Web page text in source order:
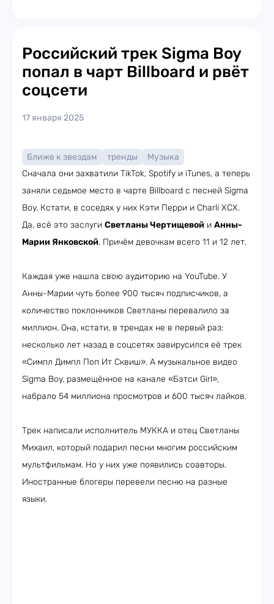
Российский трек Sigma Boy
попал в чарт Billboard и рвёт
соцсети
17 января 2025
Ближе к звездам тренды
Музыка
Сначала они захватили TikTok, Spotify и iTunes, а теперь
заняли седьмое место в чарте Billboard с песней Sigma
Boy. Кстати, в соседях у них Кэти Перри и Charli XCX.
Да, всё это заслуги Светланы Чертищевой и Анны-
Марии Янковской. Причём девочкам всего 11 и 12 лет.
Каждая уже нашла свою аудиторию на YouTube. У
Анны-Марии чуть более 900 тысяч подписчиков, а
количество поклонников Светланы перевалило за
миллион. Она, кстати, в трендах не в первый раз:
несколько лет назад в соцсетях завирусился её трек
«Симпл Димпл Поп Ит Сквиш». А музыкальное видео
Sigma Boy, размещённое на канале «Бэтси Girl»,
набрало 54 миллиона просмотров и 600 тысяч лайков.
Трек написали исполнитель МУККА и отец Светланы
Михаил, который подарил песни многим российским
мультфильмам. Но у них уже появились соавторы.
Иностранные блогеры перевели песню на разные
языки.